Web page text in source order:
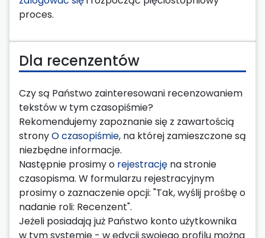
proces.
Dla recenzentów
Czy są Państwo zainteresowani recenzowaniem
tekstów w tym czasopiśmie?
Rekomendujemy zapoznanie się z zawartością
stronyO czasopiśmie, na której zamieszczone są
niezbędne informacje.
Następnie prosimy o rejestrację na stronie
czasopisma. W formularzu rejestracyjnym
prosimy o zaznaczenie opcji: "Tak, wyślij prośbę o
nadanie roli: Recenzent".
Jeżeli posiadają już Państwo konto użytkownika